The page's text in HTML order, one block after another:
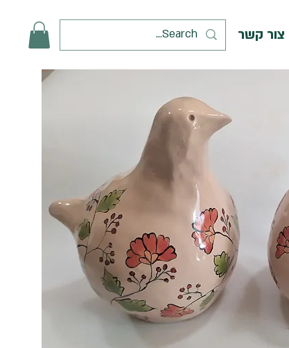
צור קשר